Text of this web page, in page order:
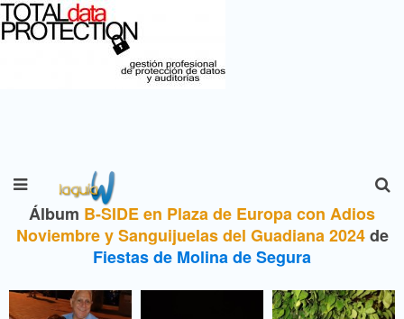
Álbum B-SIDE en Plaza de Europa con Adios
Noviembre y Sanguijuelas del Guadiana 2024de
Fiestas de Molina de Segura